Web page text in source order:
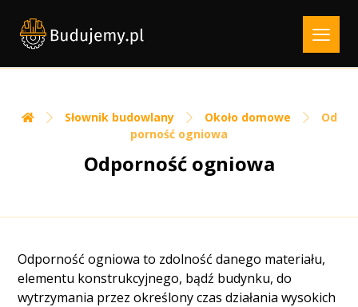
Słownik budowlany Około domowe
Od
porność ogniowa
Odporność ogniowa
Odporność ogniowa to zdolność danego materiału,
elementu konstrukcyjnego, bądź budynku, do
wytrzymania przez określony czas działania wysokich